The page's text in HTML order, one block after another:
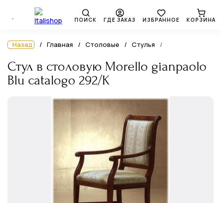
ПОИСК ГДЕ ЗАКАЗ ИЗБРАННОЕ КОРЗИНА
Назад Главная Столовые Стулья
Стул в столовую Morello gianpaolo
Blu catalogo 292/K